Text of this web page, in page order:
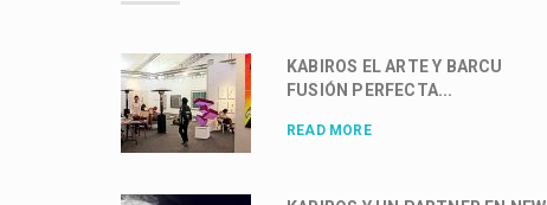
KABIROS EL ARTE Y BARCU
FUSIÓN PERFECTA...
READ MORE